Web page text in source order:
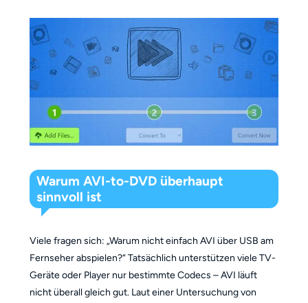
Warum AVI-to-DVD überhaupt
sinnvoll ist
Viele fragen sich: „Warum nicht einfach AVI über USB am
Fernseher abspielen?“ Tatsächlich unterstützen viele TV-
Geräte oder Player nur bestimmte Codecs – AVI läuft
nicht überall gleich gut. Laut einer Untersuchung von